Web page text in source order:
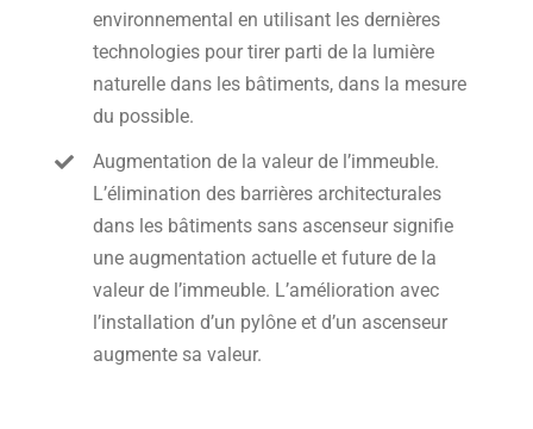
environnemental en utilisant les dernières
technologies pour tirer parti de la lumière
naturelle dans les bâtiments, dans la mesure
du possible.
Augmentation de la valeur de l’immeuble.
L’élimination des barrières architecturales
dans les bâtiments sans ascenseur signifie
une augmentation actuelle et future de la
valeur de l’immeuble. L’amélioration avec
l’installation d’un pylône et d’un ascenseur
augmente sa valeur.